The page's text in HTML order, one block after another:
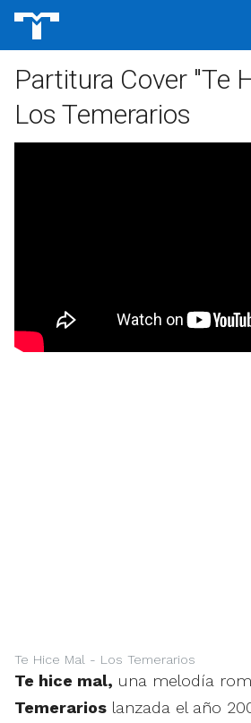
Partitura Cover "Te
Los Temerarios
Te Hice Mal - Los Temerarios
Te hice mal, una melodía
Temerarios lanzada el año